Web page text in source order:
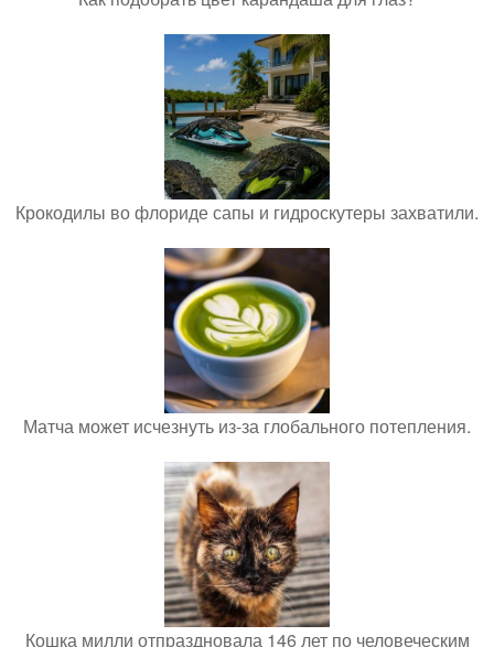
Крокодилы во флориде сапы и гидроскутеры захватили.
Матча может исчезнуть из-за глобального потепления.
Кошка милли отпраздновала 146 лет по человеческим